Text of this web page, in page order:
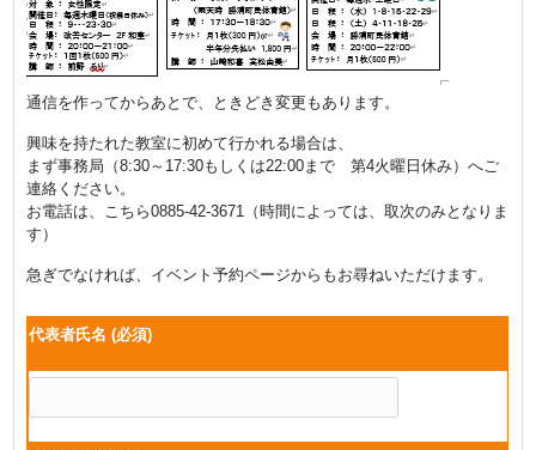
通信を作ってからあとで、ときどき変更もあります。
興味を持たれた教室に初めて行かれる場合は、
まず事務局（8:30～17:30もしくは22:00まで 第4火曜日休み）へご
連絡ください。
お電話は、こちら0885-42-3671（時間によっては、取次のみとなりま
す）
急ぎでなければ、イベント予約ページからもお尋ねいただけます。
代表者氏名 (必須)